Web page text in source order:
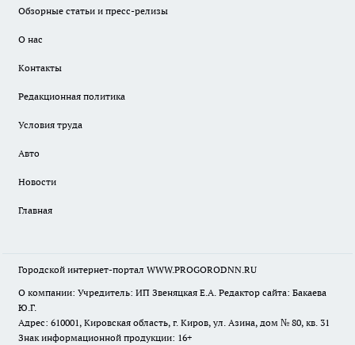
Обзорные статьи и пресс-релизы
О нас
Контакты
Редакционная политика
Условия труда
Авто
Новости
Главная
Городской интернет-портал WWW.PROGORODNN.RU
О компании: Учредитель: ИП Звеняцкая Е.А. Редактор сайта: Бакаева
Ю.Г.
Адрес: 610001, Кировская область, г. Киров, ул. Азина, дом № 80, кв. 31
Знак информационной продукции: 16+